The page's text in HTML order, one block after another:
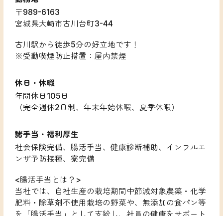
〒989-6163
宮城県大崎市古川台町3-44
古川駅から徒歩5分の好立地です！
※受動喫煙防止措置：屋内禁煙
休日・休暇
年間休日105日
（完全週休2日制、年末年始休暇、夏季休暇）
諸手当・福利厚生
社会保険完備、腸活手当、健康診断補助、インフルエ
ンザ予防接種、寮完備
<腸活手当とは？>
当社では、自社生産の栽培期間中節減対象農薬・化学
肥料・除草剤不使用栽培の野菜や、無添加の食パン等